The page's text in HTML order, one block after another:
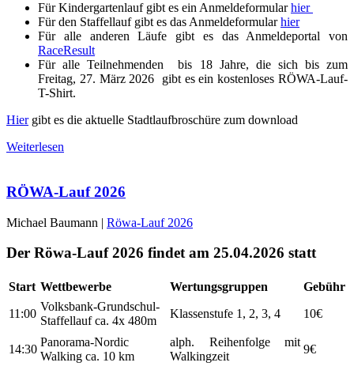
Für Kindergartenlauf gibt es ein Anmeldeformularhier
Für den Staffellauf gibt es das Anmeldeformularhier
Für alle anderen Läufe gibt es das Anmeldeportal von
RaceResult
Für alle Teilnehmenden bis 18 Jahre, die sich bis zum
Freitag, 27. März 2026 gibt es ein kostenloses RÖWA-Lauf-
T-Shirt.
Hiergibt es die aktuelle Stadtlaufbroschüre zum download
Weiterlesen
RÖWA-Lauf 2026
Michael Baumann | Röwa-Lauf 2026
Der Röwa-Lauf 2026 findet am 25.04.2026 statt
Start Wettbewerbe Wertungsgruppen
Gebühr
11:00
Volksbank-Grundschul-
Staffellauf ca. 4x 480m
Klassenstufe 1, 2, 3, 4 10€
14:30
Panorama-Nordic
Walking ca. 10 km
alph. Reihenfolge mit
Walkingzeit
9€